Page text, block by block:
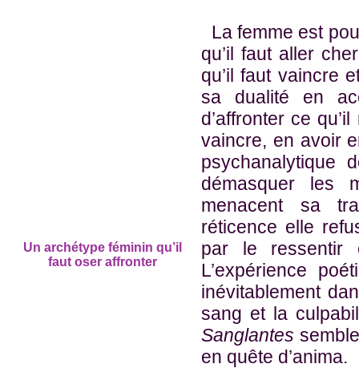
Un archétype féminin qu’il
faut oser affronter
La femme est
qu’il faut aller
qu’il faut vaincre
sa dualité en
d’affronter ce
vaincre, en avoir
psychanalytique
démasquer les
menacent sa
réticence elle
par le ressentir
L’expérience
inévitablement
sang et la
Sanglantes
en quête d’anima.